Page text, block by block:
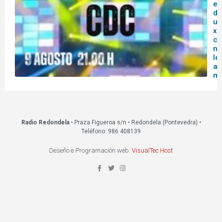
a
Radio Redondela• Praza Figueroa s/n • Redondela (Pontevedra) •
Teléfono: 986 408139
Deseño e Programación web: VisualTec Host